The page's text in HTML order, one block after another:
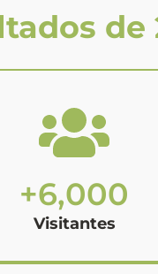
de
+6,000
Visitantes